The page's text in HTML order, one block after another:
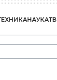
НАУКАТВ